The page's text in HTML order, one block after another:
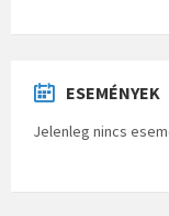
ESEMÉNYEK
Jelenleg nincs